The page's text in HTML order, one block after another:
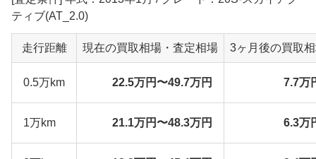
ティブ(AT_2.0)
走行距離 現在の買取相場・査定相場 3ヶ月後の買取
0.5万km 22.5万円〜49.7万円 7.7万
1万km 21.1万円〜48.3万円 6.3万